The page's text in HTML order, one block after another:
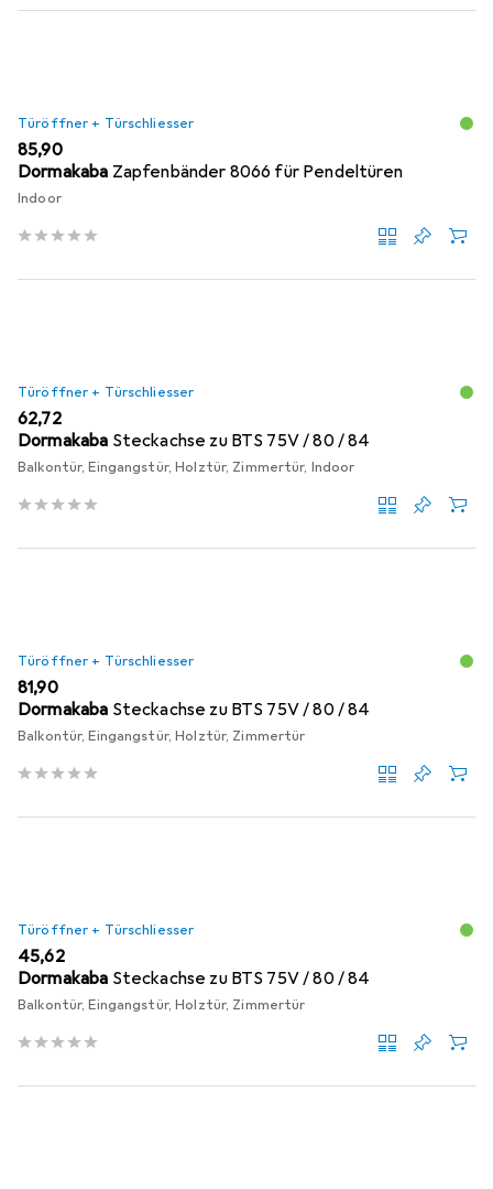
Türöffner + Türschliesser
EUR
85,90
Dormakaba Zapfenbänder 8066 für Pendeltüren
Indoor
Türöffner + Türschliesser
EUR
62,72
Dormakaba Steckachse zu BTS 75V / 80 / 84
Balkontür, Eingangstür, Holztür, Zimmertür, Indoor
Türöffner + Türschliesser
EUR
81,90
Dormakaba Steckachse zu BTS 75V / 80 / 84
Balkontür, Eingangstür, Holztür, Zimmertür
Türöffner + Türschliesser
EUR
45,62
Dormakaba Steckachse zu BTS 75V / 80 / 84
Balkontür, Eingangstür, Holztür, Zimmertür